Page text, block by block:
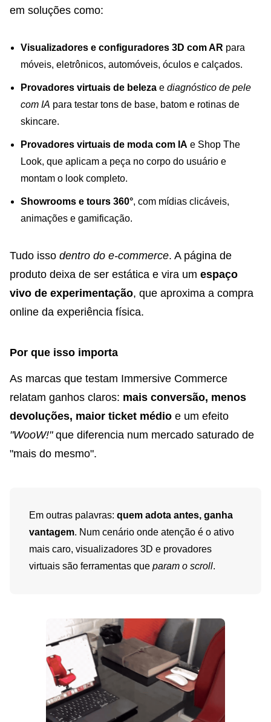
em soluções como:
Visualizadores e configuradores 3D com AR para
móveis, eletrônicos, automóveis, óculos e calçados.
Provadores virtuais de beleza e diagnóstico de pele
com IA para testar tons de base, batom e rotinas de
skincare.
Provadores virtuais de moda com IA e Shop The
Look, que aplicam a peça no corpo do usuário e
montam o look completo.
Showrooms e tours 360°, com mídias clicáveis,
animações e gamificação.
Tudo isso dentro do e-commerce. A página de
produto deixa de ser estática e vira um espaço
vivo de experimentação, que aproxima a compra
online da experiência física.
Por que isso importa
As marcas que testam Immersive Commerce
relatam ganhos claros: mais conversão, menos
devoluções, maior ticket médio e um efeito
"WooW!"que diferencia num mercado saturado de
"mais do mesmo".
Em outras palavras: quem adota antes, ganha
vantagem. Num cenário onde atenção é o ativo
mais caro, visualizadores 3D e provadores
virtuais são ferramentas que param o scroll.